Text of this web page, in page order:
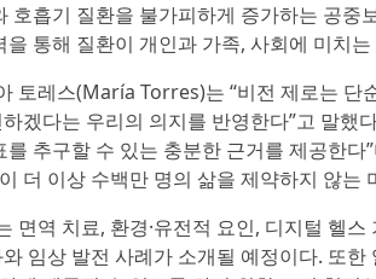
호흡기 질환을 불가피하게 증가하는 공
을 통해 질환이 개인과 가족, 사회에 미치
토레스(María Torres)는 “비전 제로는
겠다는 우리의 의지를 반영한다”고 말했
추구할 수 있는 충분한 근거를 제공한
더 이상 수백만 명의 삶을 제약하지 않는
면역 치료, 환경·유전적 요인, 디지털 헬
임상 발전 사례가 소개될 예정이다. 또